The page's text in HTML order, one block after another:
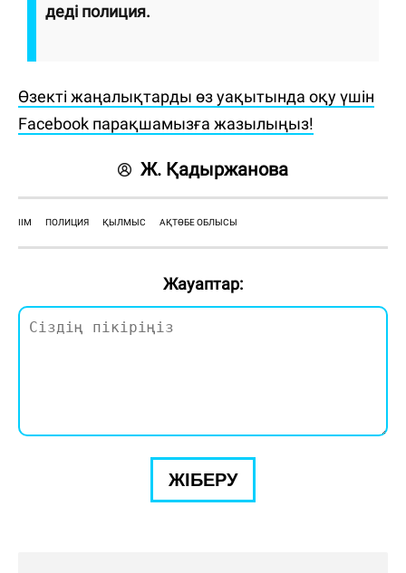
деді полиция.
Өзекті жаңалықтарды өз уақытында оқу үшін
Facebook парақшамызға жазылыңыз!
Ж. Қадыржанова
ІІМ ПОЛИЦИЯ ҚЫЛМЫС АҚТӨБЕ ОБЛЫСЫ
Жауаптар:
ЖІБЕРУ